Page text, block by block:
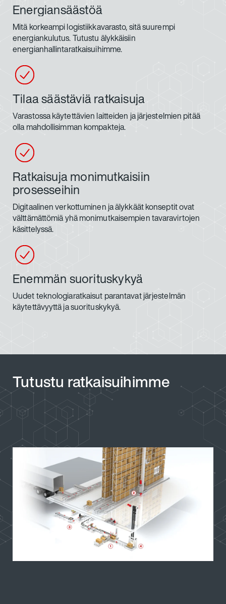
Energiansäästöä
Mitä korkeampi logistiikkavarasto, sitä suurempi
energiankulutus. Tutustu älykkäisiin
energianhallintaratkaisuihimme.
Tilaa säästäviä ratkaisuja
Varastossa käytettävien laitteiden ja järjestelmien pitää
olla mahdollisimman kompakteja.
Ratkaisuja monimutkaisiin
prosesseihin
Digitaalinen verkottuminen ja älykkäät konseptit ovat
välttämättömiä yhä monimutkaisempien tavaravirtojen
käsittelyssä.
Enemmän suorituskykyä
Uudet teknologiaratkaisut parantavat järjestelmän
käytettävyyttä ja suorituskykyä.
Tutustu ratkaisuihimme